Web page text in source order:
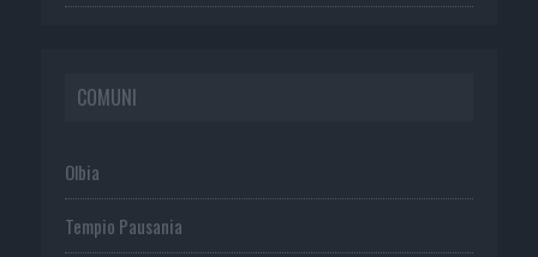
COMUNI
Olbia
Tempio Pausania